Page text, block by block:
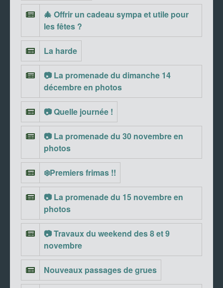
🎄 Offrir un cadeau sympa et utile pour
les fêtes ?
La harde
📷 La promenade du dimanche 14
décembre en photos
📷 Quelle journée !
📷 La promenade du 30 novembre en
photos
❄️Premiers frimas !!
📷 La promenade du 15 novembre en
photos
📷 Travaux du weekend des 8 et 9
novembre
Nouveaux passages de grues